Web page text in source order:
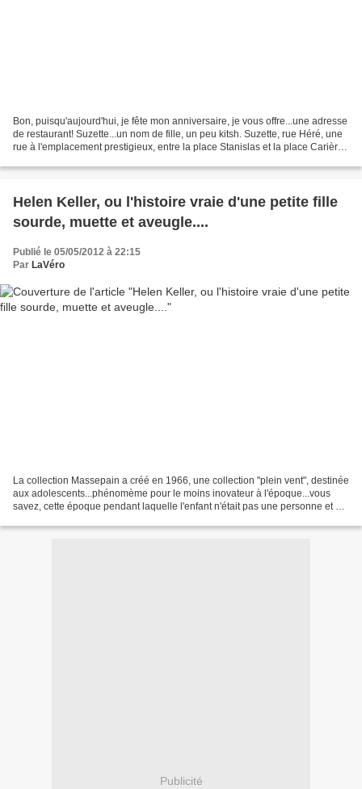
Bon, puisqu'aujourd'hui, je fête mon anniversaire, je vous offre...une adresse
de restaurant! Suzette...un nom de fille, un peu kitsh. Suzette, rue Héré, une
rue à l'emplacement prestigieux, entre la place Stanislas et la place Carièrre.
Helen Keller, ou l'histoire vraie d'une petite fille
sourde, muette et aveugle....
Publié le 05/05/2012 à 22:15
Par LaVéro
La collection Massepain a créé en 1966, une collection "plein vent", destinée
aux adolescents...phénomème pour le moins inovateur à l'époque...vous
savez, cette époque pendant laquelle l'enfant n'était pas une personne et où
Publicité